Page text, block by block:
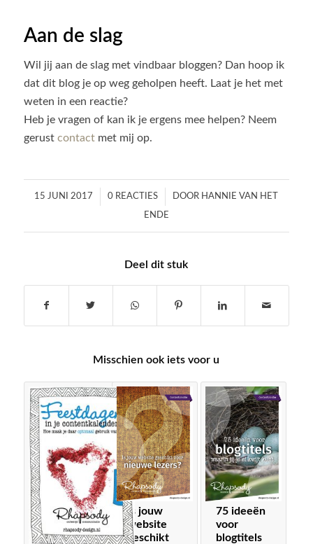
Aan de slag
Wil jij aan de slag met vindbaar bloggen? Dan hoop ik
dat dit blog je op weg geholpen heeft. Laat je het met
weten in een reactie?
Heb je vragen of kan ik je ergens mee helpen? Neem
gerust contactmet mij op.
15 JUNI 2017
/ 0 REACTIES
/ DOOR HANNIE VAN HET
ENDE
Deel dit stuk
Misschien ook iets voor u
Is jouw
website
geschikt
75 ideeën
voor
blogtitels